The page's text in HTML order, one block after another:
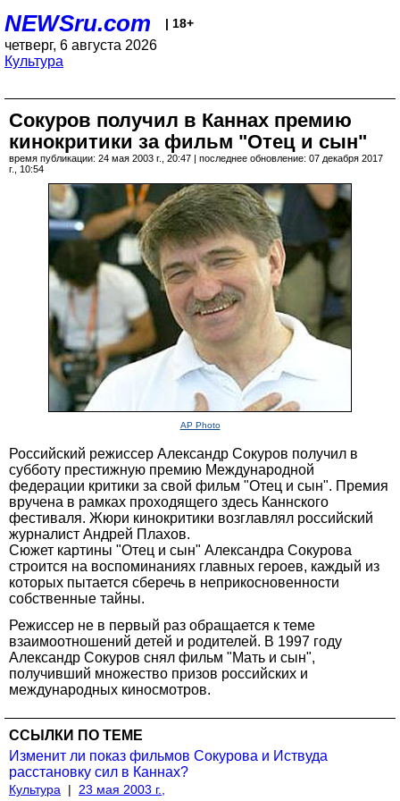
NEWSru.com | 18+
четверг, 6 августа 2026
Культура
Сокуров получил в Каннах премию
кинокритики за фильм "Отец и сын"
время публикации: 24 мая 2003 г., 20:47 | последнее обновление: 07 декабря 2017
г., 10:54
AP Photo
Российский режиссер Александр Сокуров получил в
субботу престижную премию Международной
федерации критики за свой фильм "Отец и сын". Премия
вручена в рамках проходящего здесь Каннского
фестиваля. Жюри кинокритики возглавлял российский
журналист Андрей Плахов.
Сюжет картины "Отец и сын" Александра Сокурова
строится на воспоминаниях главных героев, каждый из
которых пытается сберечь в неприкосновенности
собственные тайны.
Режиссер не в первый раз обращается к теме
взаимоотношений детей и родителей. В 1997 году
Александр Сокуров снял фильм "Мать и сын",
получивший множество призов российских и
международных киносмотров.
ССЫЛКИ ПО ТЕМЕ
Изменит ли показ фильмов Сокурова и Иствуда
расстановку сил в Каннах?
Культура | 23 мая 2003 г.,